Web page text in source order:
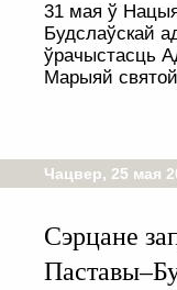
31 мая ў
Будслаўскай
ўрачыстасць
Марыяй
Чацвер, 25 мая
Сэрцане